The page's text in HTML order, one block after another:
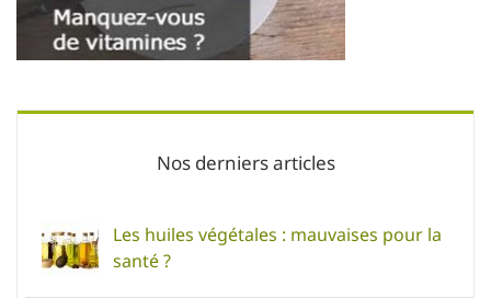
Nos derniers articles
Les huiles végétales : mauvaises pour la
santé ?